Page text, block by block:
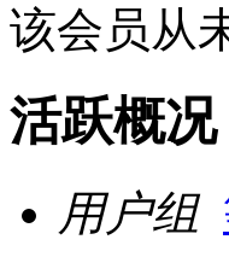
该会员从
活跃概况
用户组